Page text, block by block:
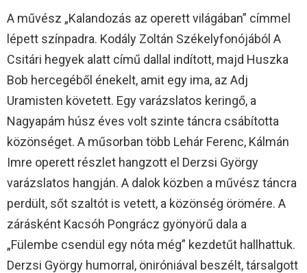
A művész „Kalandozás az operett világában” címmel
lépett színpadra. Kodály Zoltán Székelyfonójából A
Csitári hegyek alatt című dallal indított, majd Huszka
Bob hercegéből énekelt, amit egy ima, az Adj
Uramisten követett. Egy varázslatos keringő, a
Nagyapám húsz éves volt szinte táncra csábította
közönséget. A műsorban több Lehár Ferenc, Kálmán
Imre operett részlet hangzott el Derzsi György
varázslatos hangján. A dalok közben a művész táncra
perdült, sőt szaltót is vetett, a közönség örömére. A
zárásként Kacsóh Pongrácz gyönyörű dala a
„Fülembe csendül egy nóta még” kezdetűt hallhattuk.
Derzsi György humorral, öniróniával beszélt, társalgott